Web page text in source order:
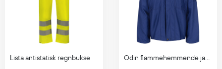
Lista antistatisk regnbukse Odin flammehemmende jakke